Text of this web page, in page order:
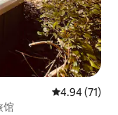
平均评分
4.94 (71)
馆